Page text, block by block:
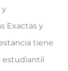
y
Exactas y
tiene
estudiantil